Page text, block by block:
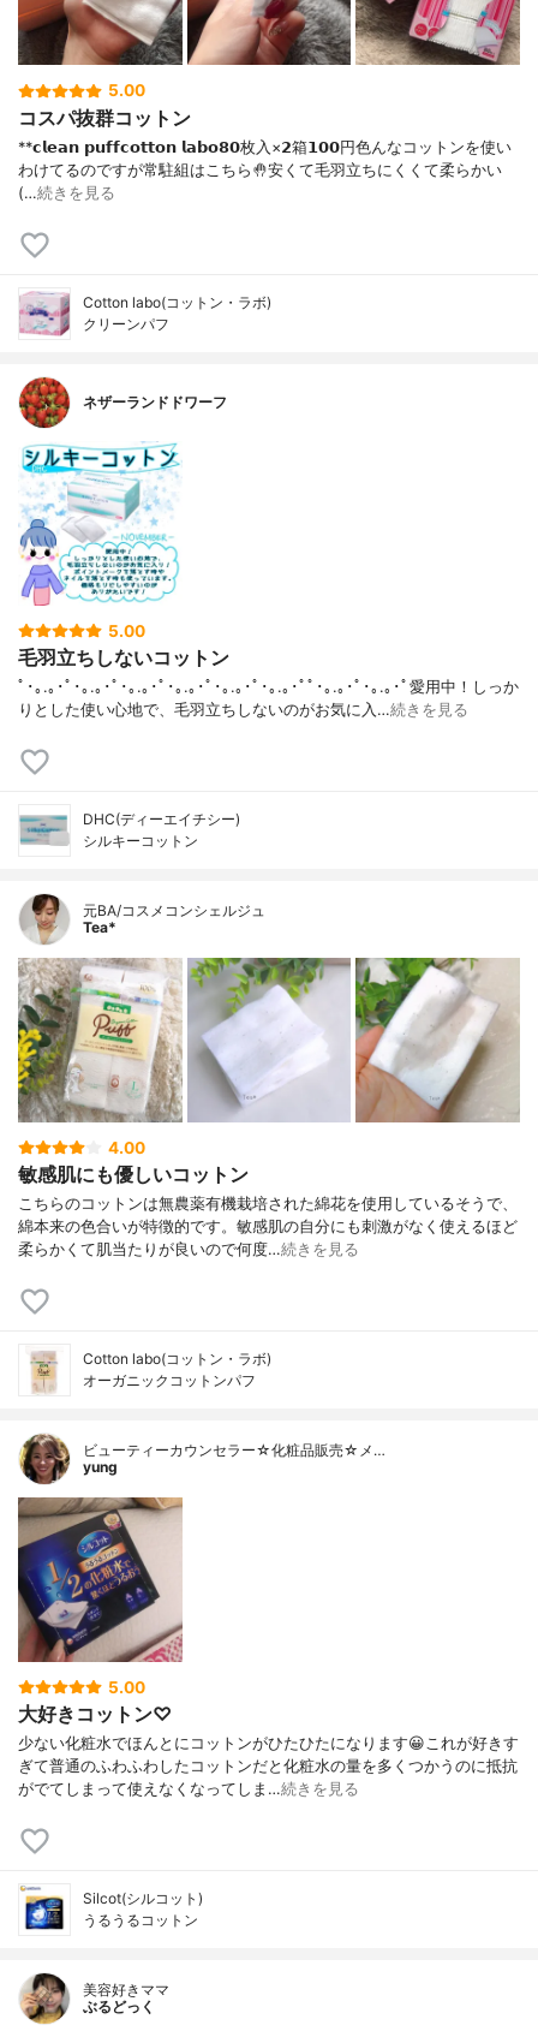
5.00
コスパ抜群コットン
**𝗰𝗹𝗲𝗮𝗻 𝗽𝘂𝗳𝗳𝗰𝗼𝘁𝘁𝗼𝗻 𝗹𝗮𝗯𝗼⁡𝟴𝟬枚入×𝟮箱𝟭𝟬𝟬円⁡⁡色んなコットンを使い
わけてるのですが常駐組はこちら🤚⁡安くて毛羽立ちにくくて柔らかい
(…続きを見る
Cotton labo(コットン・ラボ)
クリーンパフ
ネザーランドドワーフ
5.00
毛羽立ちしないコットン
ﾟ･｡.｡･ﾟ･｡.｡･ﾟ･｡.｡･ﾟ･｡.｡･ﾟ･｡.｡･ﾟ･｡.｡･ﾟﾟ･｡.｡･ﾟ･｡.｡･ﾟ愛用中！しっか
りとした使い心地で、毛羽立ちしないのがお気に入…続きを見る
DHC(ディーエイチシー)
シルキーコットン
元BA/コスメコンシェルジュ
Tea*
4.00
敏感肌にも優しいコットン
こちらのコットンは無農薬有機栽培された綿花を使用しているそうで、
綿本来の色合いが特徴的です。敏感肌の自分にも刺激がなく使えるほど
柔らかくて肌当たりが良いので何度…続きを見る
Cotton labo(コットン・ラボ)
オーガニックコットンパフ
ビューティーカウンセラー☆化粧品販売☆メ…
yung
5.00
大好きコットン♡
少ない化粧水でほんとにコットンがひたひたになります😀これが好きす
ぎて普通のふわふわしたコットンだと化粧水の量を多くつかうのに抵抗
がでてしまって使えなくなってしま…続きを見る
Silcot(シルコット)
うるうるコットン
美容好きママ
ぶるどっく